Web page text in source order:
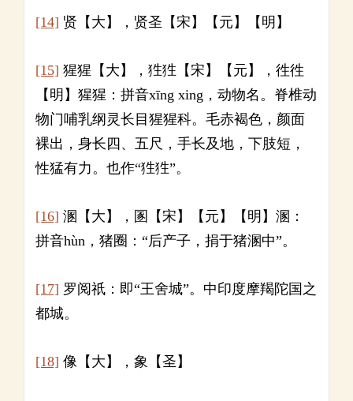
[14] 贤【大】，贤圣【宋】【元】【明】
[15] 猩猩【大】，狌狌【宋】【元】，徃徃
【明】猩猩：拼音xīng xing，动物名。脊椎动
物门哺乳纲灵长目猩猩科。毛赤褐色，颜面
裸出，身长四、五尺，手长及地，下肢短，
性猛有力。也作“狌狌”。
[16] 溷【大】，圂【宋】【元】【明】溷：
拼音hùn，猪圈：“后产子，捐于猪溷中”。
[17] 罗阅祇：即“王舍城”。中印度摩羯陀国之
都城。
[18] 像【大】，象【圣】